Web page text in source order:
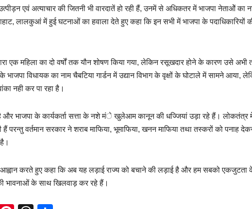
एवं अत्याचार की जितनी भी वारदातें हो रही हैं, उनमें से अधिकतर में भाजपा नेताओें का
लालकुआं में हुई घटनाओं का हवाला देते हुए कहा कि इन सभी में भाजपा के पदाधिकारियों
एक महिला का दो वर्षों तक यौन शोषण किया गया, लेकिन रसूखदार होने के कारण उसे अभी
विधायक का नाम चैबटिया गार्डन में उद्यान विभाग के वृक्षों के घोटाले में सामने आया,
नही कर पा रहा है।
और भाजपा के कार्यकर्ता सत्ता के नशे मंे खुलेआम कानून की धज्जियां उड़ा रहे हैं। लोकतंत्र
वर्तमान सरकार ने शराब माफिया, भूमाफिया, खनन माफिया तथा तस्करों को पनाह
आह्वान करते हुए कहा कि अब यह लड़ाई राज्य को बचाने की लड़ाई है और हम सबको एकजुटता
भावनाओं के साथ खिलवाड़ कर रहे हैं।